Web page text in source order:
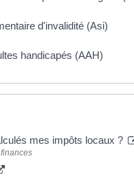
d'invalidité (Asi)
handicapés (AAH)
mes impôts locaux ?